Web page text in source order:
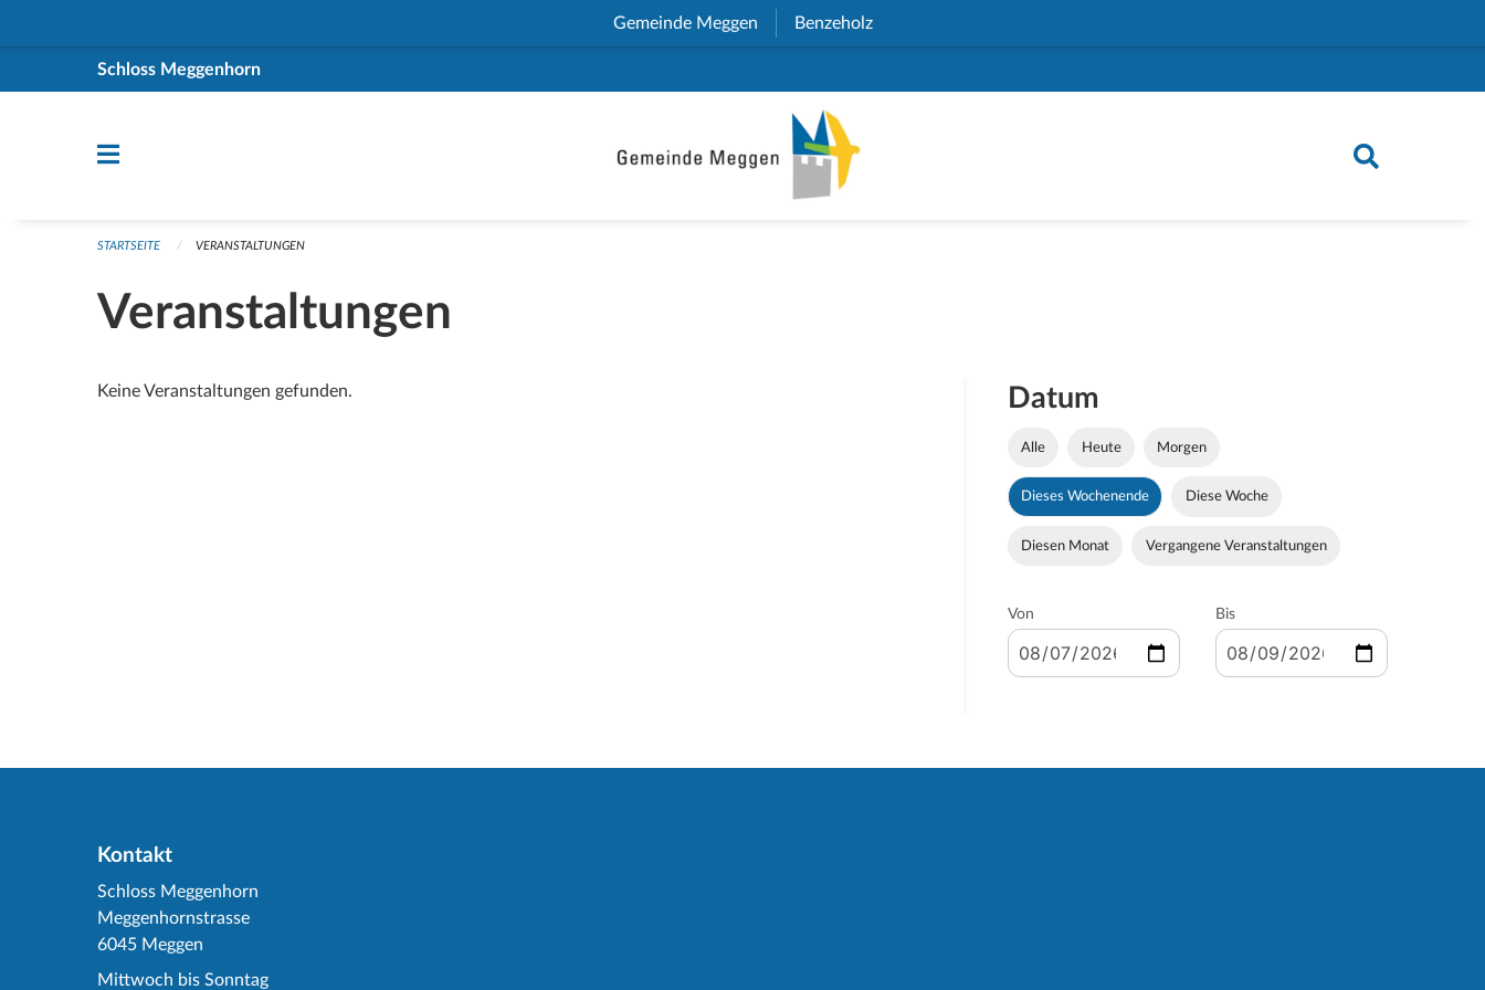
Gemeinde Meggen (External Link)
Benzeholz(External Link)
Schloss Meggenhorn
STARTSEITE VERANSTALTUNGEN
Veranstaltungen
Keine Veranstaltungen gefunden. Datum
Alle Heute Morgen
Dieses Wochenende Diese Woche
Diesen Monat Vergangene Veranstaltungen
Von Bis
Kontakt
Schloss Meggenhorn
Meggenhornstrasse
6045 Meggen
Mittwoch bis Sonntag